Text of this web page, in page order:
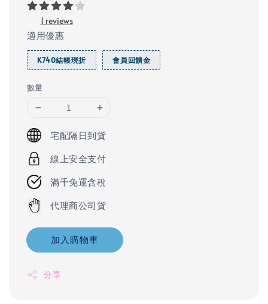
1 reviews
適用優惠
K740結帳現折 會員回饋金
數量
宅配隔日到貨
線上安全支付
滿千免運含稅
代理商公司貨
加入購物車
分享